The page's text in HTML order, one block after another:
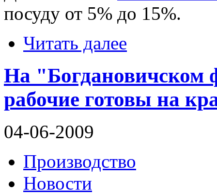
посуду от 5% до 15%.
Читать далее
На "Богдановичском
рабочие готовы на
04-06-2009
Производство
Новости